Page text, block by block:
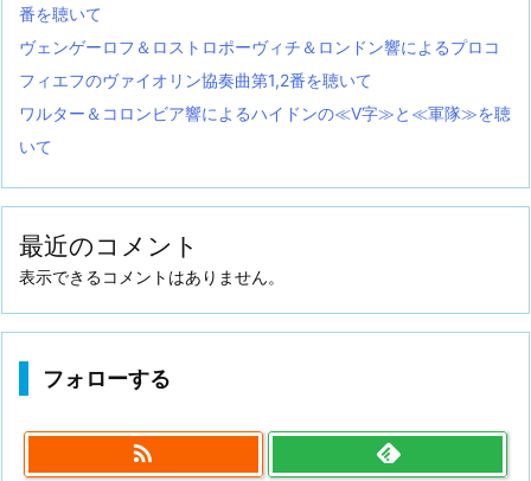
番を聴いて
ヴェンゲーロフ＆ロストロポーヴィチ＆ロンドン響によるプロコ
フィエフのヴァイオリン協奏曲第1,2番を聴いて
ワルター＆コロンビア響によるハイドンの≪V字≫と≪軍隊≫を聴
いて
最近のコメント
表示できるコメントはありません。
フォローする
